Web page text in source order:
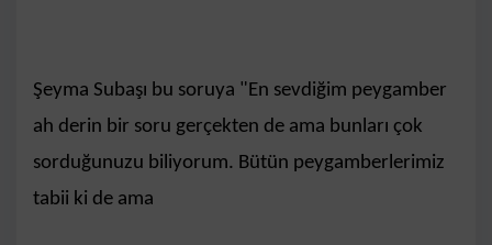
Şeyma Subaşı bu soruya "En sevdiğim peygamber
ah derin bir soru gerçekten de ama bunları çok
sorduğunuzu biliyorum. Bütün peygamberlerimiz
tabii ki de ama